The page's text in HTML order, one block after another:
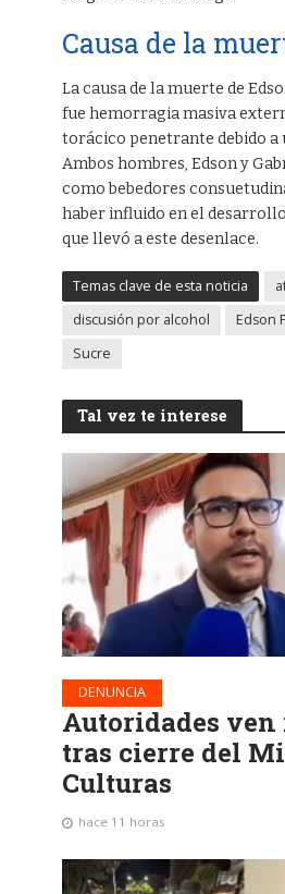
Causa de la
La causa de la muerte de
fue hemorragia masiva
torácico penetrante debido a
Ambos hombres, Edson y
como bebedores
haber influido en el
que llevó a este desenlace.
Temas clave de esta noticia
discusión por alcohol
Edson
Sucre
Tal vez te interese
DENUNCIA
Autoridades ven
tras cierre del
Culturas
hace 11 horas